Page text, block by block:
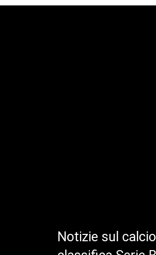
Notizie sul